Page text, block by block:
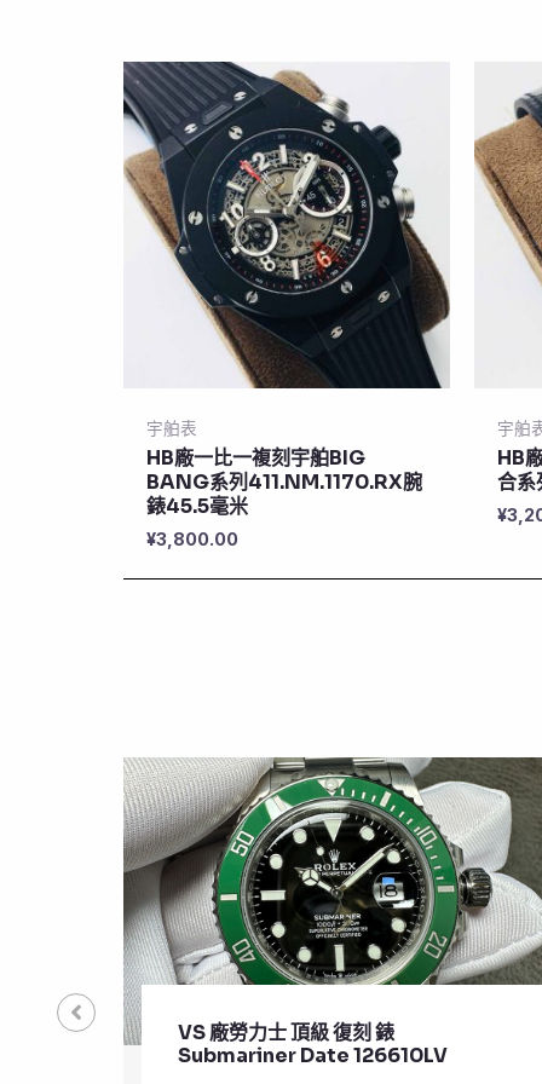
宇舶表
HB廠一比一複刻宇舶BIG
BANG系列411.NM.1170.RX腕
錶45.5毫米
¥3,800.00
宇舶
HB
合
¥
VS 廠勞力士 頂級 復刻 錶
Submariner Date 126610LV